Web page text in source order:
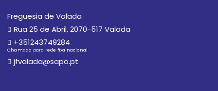
Freguesia de Valada
Rua 25 de Abril, 2070-517 Valada
+351243749284
Chamada para rede fixa nacional
jfvalada@sapo.pt